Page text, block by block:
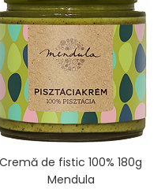
Cremă de fistic 100% 180g
Mendula